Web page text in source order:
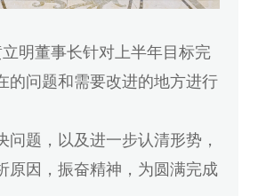
明董事长针对上半年目标完
的问题和需要改进的地方进行
问题，以及进一步认清形势，
原因，振奋精神，为圆满完成